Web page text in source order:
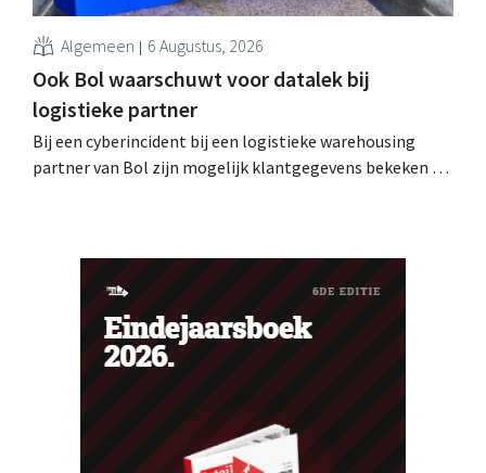
Algemeen 6 Augustus, 2026
Ook Bol waarschuwt voor datalek bij
logistieke partner
Bij een cyberincident bij een logistieke warehousing
partner van Bol zijn mogelijk klantgegevens bekeken of